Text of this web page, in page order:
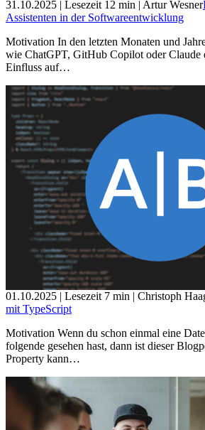
31.10.2025 | Lesezeit 12 min | Artur Wesner
Assistenten in der Softwareentwicklung
Motivation In den letzten Monaten und
wie ChatGPT, GitHub Copilot oder Claude
Einfluss auf…
01.10.2025 | Lesezeit 7 min | Christoph
mit TypeScript
Motivation Wenn du schon einmal eine
folgende gesehen hast, dann ist dieser
Property kann…